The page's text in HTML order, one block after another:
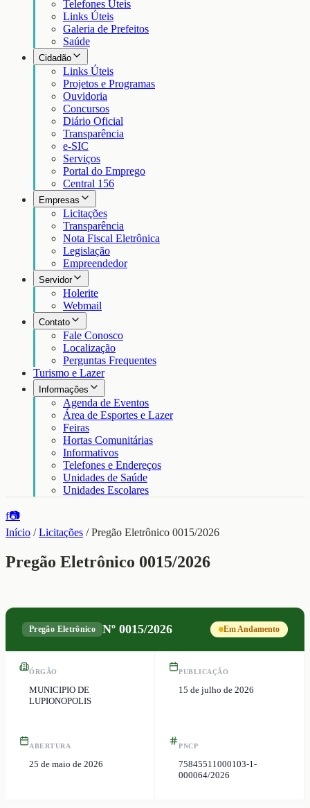
Telefones Úteis
Links Úteis
Galeria de Prefeitos
Saúde
Cidadão
Links Úteis
Projetos e Programas
Ouvidoria
Concursos
Diário Oficial
Transparência
e-SIC
Serviços
Portal do Emprego
Central 156
Empresas
Licitações
Transparência
Nota Fiscal Eletrônica
Legislação
Empreendedor
Servidor
Holerite
Webmail
Contato
Fale Conosco
Localização
Perguntas Frequentes
Turismo e Lazer
Informações
Agenda de Eventos
Área de Esportes e Lazer
Feiras
Hortas Comunitárias
Informativos
Telefones e Endereços
Unidades de Saúde
Unidades Escolares
f📷
Início /Licitações /Pregão Eletrônico 0015/2026
Pregão Eletrônico 0015/2026
Pregão Eletrônico Nº0015/2026 Em Andamento
ÓRGÃO
MUNICIPIO DE
LUPIONOPOLIS
PUBLICAÇÃO
15 de julho de 2026
ABERTURA
25 de maio de 2026
PNCP
75845511000103-1-
000064/2026